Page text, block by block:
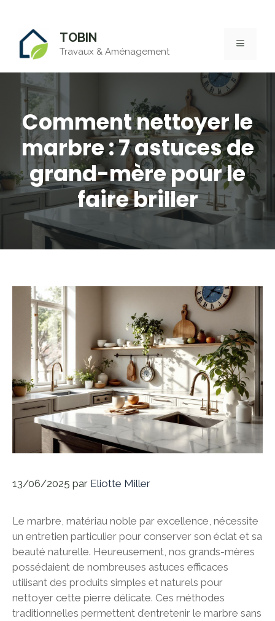
contenu
TOBIN
Travaux & Aménagement
MENU
Comment nettoyer le
marbre : 7 astuces de
grand-mère pour le
faire briller
13/06/2025 par Eliotte Miller
Le marbre, matériau noble par excellence, nécessite
un entretien particulier pour conserver son éclat et sa
beauté naturelle. Heureusement, nos grands-mères
possédaient de nombreuses astuces efficaces
utilisant des produits simples et naturels pour
nettoyer cette pierre délicate. Ces méthodes
traditionnelles permettent d’entretenir le marbre sans